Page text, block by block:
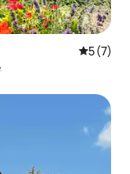
5 (7)